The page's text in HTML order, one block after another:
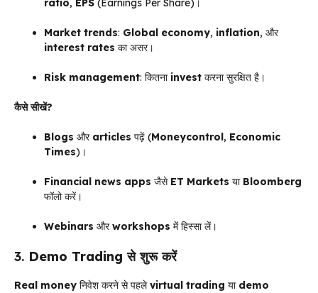
ratio, EPS (Earnings Per Share)।
Market trends: Global economy, inflation, और
interest rates का असर।
Risk management: कितना invest करना सुरक्षित है।
कैसे सीखें?
Blogs और articles पढ़ें (Moneycontrol , Economic
Times)।
Financial news apps जैसे ET Markets या Bloomberg
फॉलो करें।
Webinars औरworkshops में हिस्सा लें।
3. Demo Trading से शुरू करें
Real money निवेश करने से पहलेvirtual trading या demo